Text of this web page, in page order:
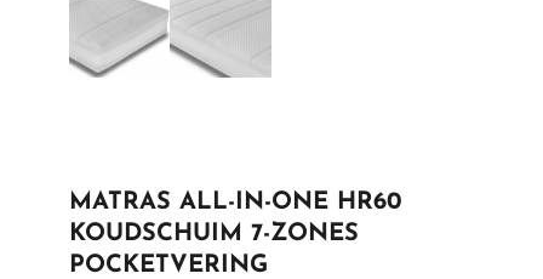
MATRAS ALL-IN-ONE HR60
KOUDSCHUIM 7-ZONES
POCKETVERING